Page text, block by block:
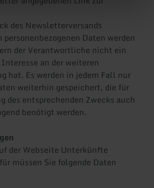
des Newsletterversands
Daten werden
der Verantwortliche nicht ein
an der weiteren
hat. Es werden in jedem Fall nur
weiterhin gespeichert, die für
des entsprechenden Zwecks auch
benötigt werden.
der Webseite Unterkünfte
müssen Sie folgende Daten